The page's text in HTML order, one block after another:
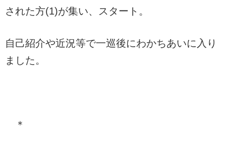
された方(1)が集い、スタート。
自己紹介や近況等で一巡後にわかちあいに入り
ました。
＊